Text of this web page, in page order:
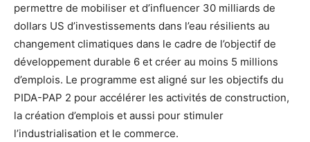
permettre de mobiliser et d’influencer 30 milliards de
dollars US d’investissements dans l’eau résilients au
changement climatiques dans le cadre de l’objectif de
développement durable 6 et créer au moins 5 millions
d’emplois. Le programme est aligné sur les objectifs du
PIDA-PAP 2 pour accélérer les activités de construction,
la création d’emplois et aussi pour stimuler
l’industrialisation et le commerce.